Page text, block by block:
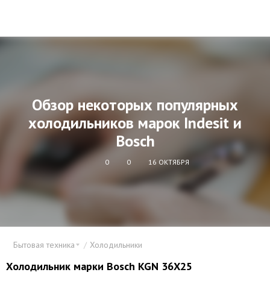
Обзор некоторых популярных
холодильников марок Indesit и
Bosch
0 0 16 ОКТЯБРЯ
Бытовая техника Холодильники
Холодильник марки Bosch KGN 36X25